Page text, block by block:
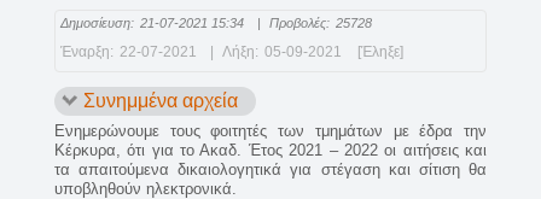
Δημοσίευση: 21-07-2021 15:34 | Προβολές: 25728
Έναρξη: 22-07-2021 Λήξη: 05-09-2021 [Έληξε]
Συνημμένα αρχεία
Ενημερώνουμε τους φοιτητές των τμημάτων με έδρα την
Κέρκυρα, ότι για το Ακαδ. Έτος 2021 – 2022 οι αιτήσεις και
τα απαιτούμενα δικαιολογητικά για στέγαση και σίτιση θα
υποβληθούν ηλεκτρονικά.